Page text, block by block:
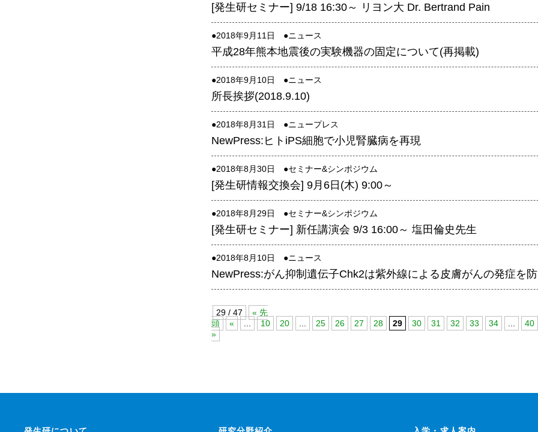
[発生研セミナー] 9/18 16:30～ リヨン大 Dr. Bertrand Pain
●2018年9月11日 ●ニュース
平成28年熊本地震後の実験機器の固定について(再掲載)
●2018年9月10日 ●ニュース
所長挨拶(2018.9.10)
●2018年8月31日 ●ニュープレス
NewPress:ヒトiPS細胞で小児腎臓病を再現
●2018年8月30日 ●セミナー&シンポジウム
[発生研情報交換会] 9月6日(木) 9:00～
●2018年8月29日 ●セミナー&シンポジウム
[発生研セミナー] 新任講演会 9/3 16:00～ 塩田倫史先生
●2018年8月10日 ●ニュース
NewPress:がん抑制遺伝子Chk2は紫外線による皮膚がんの発症を
29 / 47
« 先
頭
« 10 20 25 26 27 28 29 30 31 32 33 34
40
»